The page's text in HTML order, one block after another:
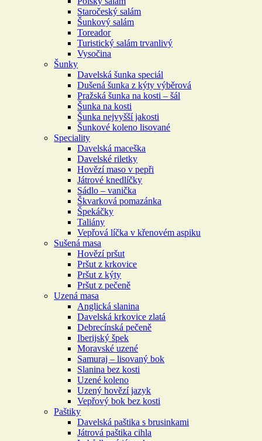
Staročeský salám
Šunkový salám
Toreador
Turistický salám trvanlivý
Vysočina
Šunky
Davelská šunka speciál
Dušená šunka z kýty výběrová
Pražská šunka na kosti – šál
Šunka na kosti
Šunka nejvyšší jakosti
Šunkové koleno lisované
Speciality
Davelská maceška
Davelské riletky
Hovězí maso v pepři
Játrové knedlíčky
Sádlo – vanička
Škvarková pomazánka
Špekáčky
Taliány
Vepřová líčka v křenovém aspiku
Sušená masa
Hovězí pršut
Pršut z krkovice
Pršut z kýty
Pršut z pečeně
Uzená masa
Anglická slanina
Davelská krkovice zlatá
Debrecínská pečeně
Iberijský špek
Moravské uzené
Samuraj – lisovaný bok
Slanina bez kosti
Uzené koleno
Uzený hovězí jazyk
Vepřový bok bez kosti
Paštiky
Davelská paštika s brusinkami
Játrová paštika cihla